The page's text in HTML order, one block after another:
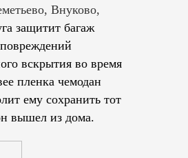
Внуково,
защитит багаж
вскрытия во время
пленка чемодан
ему сохранить тот
вышел из дома.